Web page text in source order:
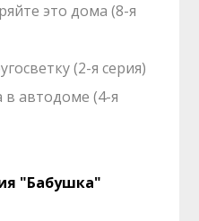
это дома (8-я
(2-я серия)
в автодоме (4-я
"Бабушка"